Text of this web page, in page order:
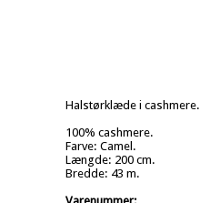
Halstørklæde i cashmere.
100% cashmere.
Farve: Camel.
Længde: 200 cm.
Bredde: 43 m.